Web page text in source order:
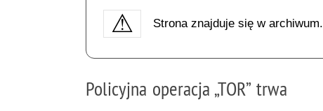
Strona znajduje się w archiwum.
Policyjna operacja „TOR” trwa